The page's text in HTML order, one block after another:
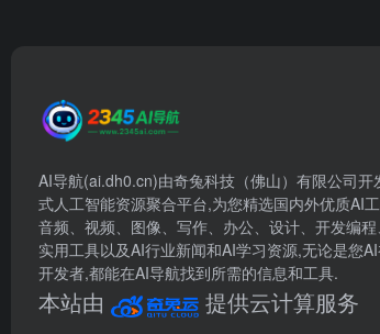
AI导航(ai.dh0.cn)由奇兔科技（佛山）有限公司开
式人工智能资源聚合平台,为您精选国内外优质AI
音频、视频、图像、写作、办公、设计、开发编
实用工具以及AI行业新闻和AI学习资源,无论是您
开发者,都能在AI导航找到所需的信息和工具.
本站由 提供云计算服务